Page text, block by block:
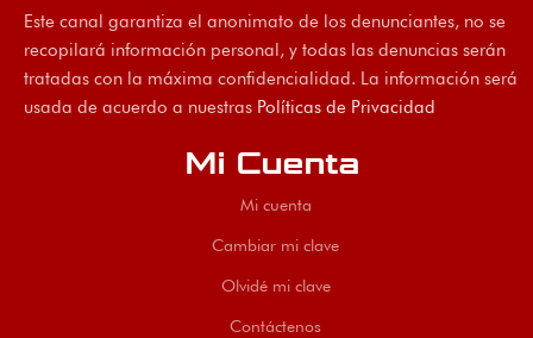
Este canal garantiza el anonimato de los denunciantes, no se
recopilará información personal, y todas las denuncias serán
tratadas con la máxima confidencialidad. La información será
usada de acuerdo a nuestras Políticas de Privacidad
Mi Cuenta
Mi cuenta
Cambiar mi clave
Olvidé mi clave
Contáctenos